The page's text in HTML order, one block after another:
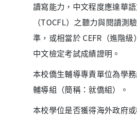
讀寫能力，中文程度應達華
（TOCFL）之聽力與閱讀測
準，或相當於 CEFR（進階
中文檢定考試成績證明。
本校僑生輔導專責單位為學
輔導組（簡稱：就僑組）。
本校學位是否獲得海外政府